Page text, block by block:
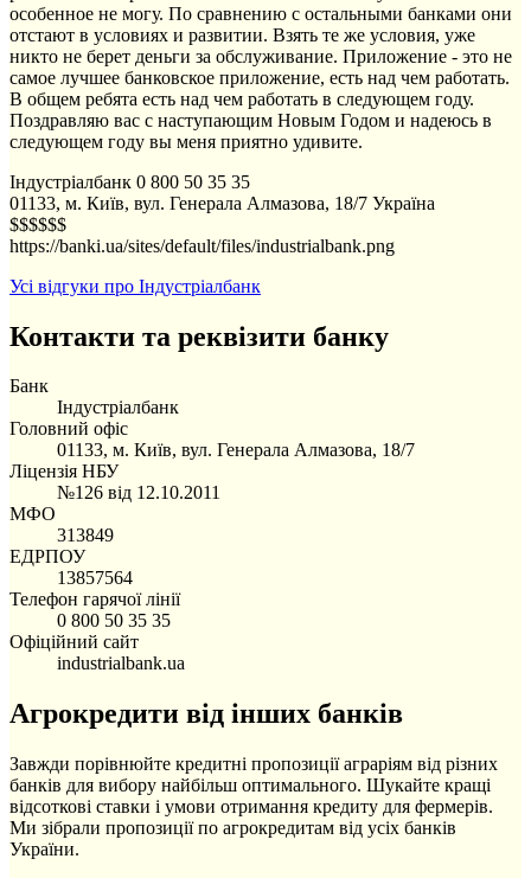
особенное не могу. По сравнению с остальными банками они
отстают в условиях и развитии. Взять те же условия, уже
никто не берет деньги за обслуживание. Приложение - это не
самое лучшее банковское приложение, есть над чем работать.
В общем ребята есть над чем работать в следующем году.
Поздравляю вас с наступающим Новым Годом и надеюсь в
следующем году вы меня приятно удивите.
Індустріалбанк 0 800 50 35 35
01133, м. Київ, вул. Генерала Алмазова, 18/7 Україна
$$$$$$
https://banki.ua/sites/default/files/industrialbank.png
Усі відгуки про Індустріалбанк
Контакти та реквізити банку
Банк
Індустріалбанк
Головний офіс
01133, м. Київ, вул. Генерала Алмазова, 18/7
Ліцензія НБУ
№126 від 12.10.2011
МФО
313849
ЕДРПОУ
13857564
Телефон гарячої лінії
0 800 50 35 35
Офіційний сайт
industrialbank.ua
Агрокредити від інших банків
Завжди порівнюйте кредитні пропозиції аграріям від різних
банків для вибору найбільш оптимального. Шукайте кращі
відсоткові ставки і умови отримання кредиту для фермерів.
Ми зібрали пропозиції по агрокредитам від усіх банків
України.